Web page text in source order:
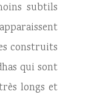
subtils
construits
qui sont
longs et